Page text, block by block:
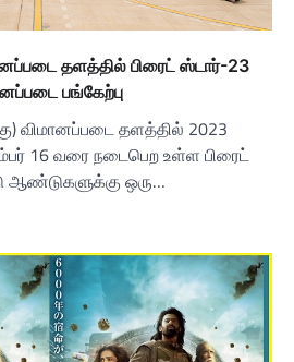
தளத்தில் பிரைட் ஸ்டார்-23
பங்கேற்பு
விமானப்படை தளத்தில் 2023
16 வரை நடைபெற உள்ள பிரைட்
ஒரு…